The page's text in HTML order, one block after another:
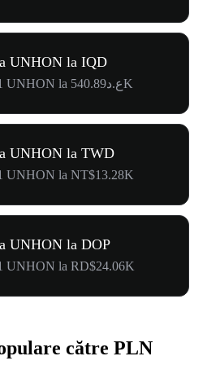
UNHON la IQD
conversie de la 1 UNHON la ع.د540.89K
UNHON la TWD
UNHON la NT$13.28K
UNHON la DOP
UNHON la RD$24.06K
către PLN